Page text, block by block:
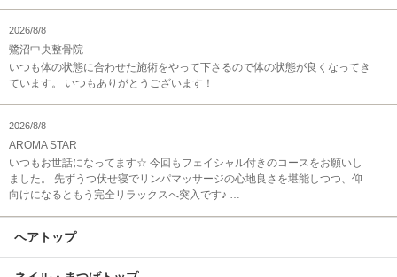
2026/8/8
鷺沼中央整骨院
いつも体の状態に合わせた施術をやって下さるので体の状態が良くなってき
ています。 いつもありがとうございます！
2026/8/8
AROMA STAR
いつもお世話になってます☆ 今回もフェイシャル付きのコースをお願いし
ました。 先ずうつ伏せ寝でリンパマッサージの心地良さを堪能しつつ、仰
向けになるともう完全リラックスへ突入です♪ …
ヘアトップ